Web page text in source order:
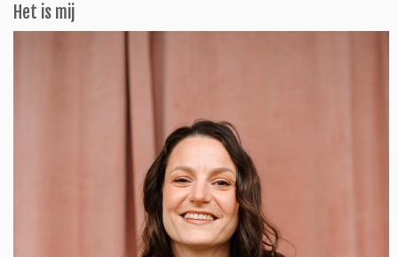
Het is mij